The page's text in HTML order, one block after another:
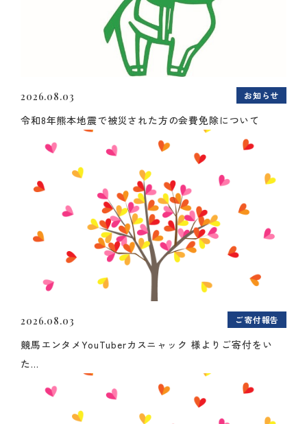
2026.08.03 お知らせ
令和8年熊本地震で被災された方の会費免除について
2026.08.03 ご寄付報告
競馬エンタメYouTuberカスニャック 様よりご寄付をい
た...